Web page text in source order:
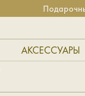
АКСЕССУАРЫ